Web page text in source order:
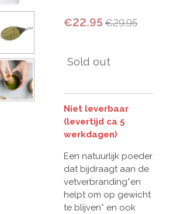
€22.95 €29.95
Sold out
Niet leverbaar
(levertijd ca 5
werkdagen)
Een natuurlijk poeder
dat bijdraagt aan de
vetverbranding*en
helpt om op gewicht
te blijven* en ook